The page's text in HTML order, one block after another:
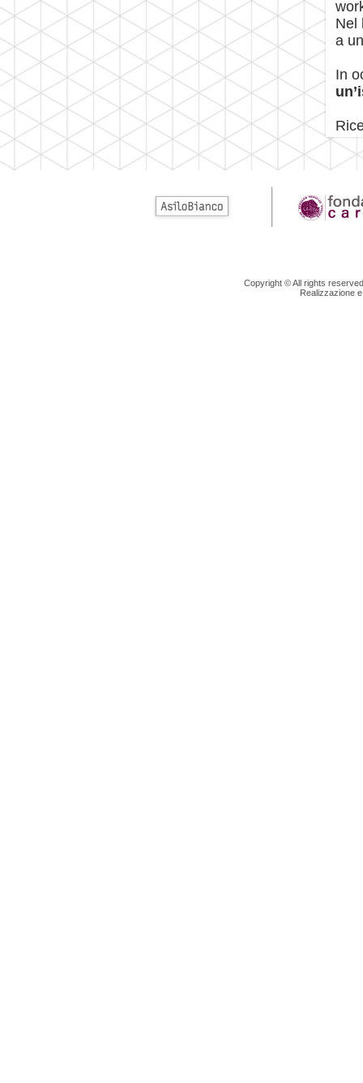
Nel
a
In
Copyright © All rights
Realizzazione